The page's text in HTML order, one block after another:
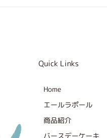
Quick Links
Home
エールラポール
商品紹介
バースデーケーキ